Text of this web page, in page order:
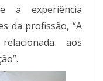
a experiência
da profissão, “A
aos